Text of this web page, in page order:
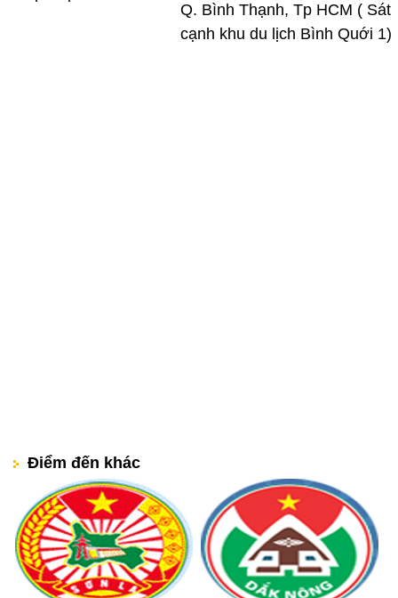
Q. Bình Thạnh, Tp HCM ( Sát
cạnh khu du lịch Bình Quới 1)
Điểm đến khác